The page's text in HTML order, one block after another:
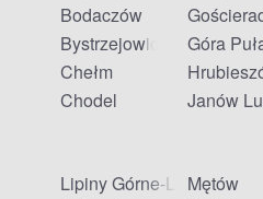
Bodaczów
Bystrzejowice Pierwsze
Chełm
Chodel
Góra
Janów
Lipiny Górne-LewkiMętów